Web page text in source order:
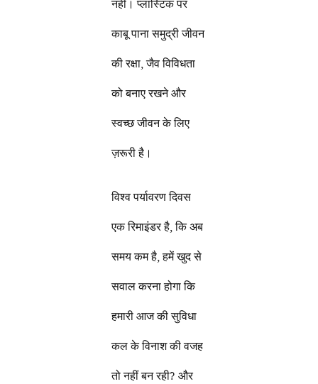
नहीं। प्लास्टिक पर
काबू पाना समुद्री जीवन
की रक्षा, जैव विविधता
को बनाए रखने और
स्वच्छ जीवन के लिए
ज़रूरी है।
विश्व पर्यावरण दिवस
एक रिमाइंडर है, कि अब
समय कम है, हमें खुद से
सवाल करना होगा कि
हमारी आज की सुविधा
कल के विनाश की वजह
तो नहीं बन रही? और